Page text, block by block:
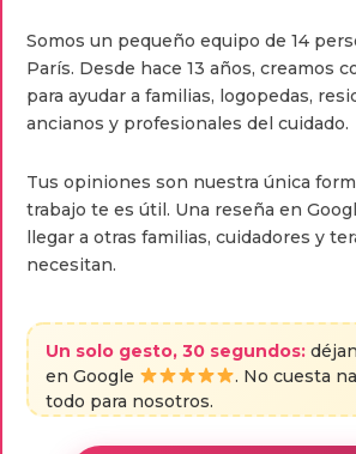
Somos un pequeño equipo de 14
París. Desde hace 13 años, creamos
para ayudar a familias, logopedas,
ancianos y profesionales del cuidado.
Tus opiniones son nuestra única
trabajo te es útil. Una reseña en
llegar a otras familias, cuidadores y
necesitan.
Un solo gesto, 30 segundos:
en Google
. No cuesta
todo para nosotros.